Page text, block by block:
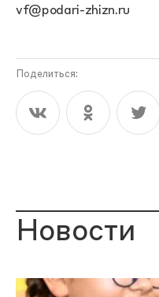
vf@podari-zhizn.ru
Поделиться:
Новости